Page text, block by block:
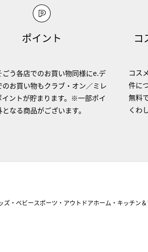
ポイント
ごう各店でのお買い物同様にe.デ
のお買い物もクラブ・オン／ミレ
イントが貯まります。※一部ポイ
なる商品がございます。
コ
コス
件に
無料
くわ
ズ・ベビースポーツ・アウトドアホーム・キッチン＆